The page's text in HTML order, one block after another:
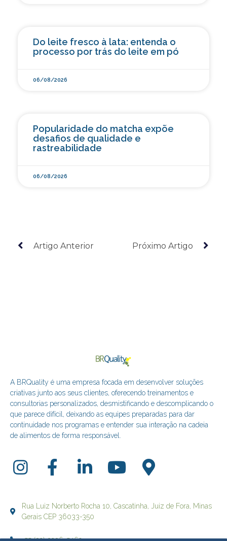
Do leite fresco à lata: entenda o
processo por trás do leite em pó
06/08/2026
Popularidade do matcha expõe
desafios de qualidade e
rastreabilidade
06/08/2026
Artigo Anterior Próximo Artigo
A BRQuality é uma empresa focada em desenvolver soluções
criativas junto aos seus clientes, oferecendo treinamentos e
consultorias personalizados, desmistificando e descomplicando o
que parece difícil, deixando as equipes preparadas para dar
continuidade nos programas e entender sua interação na cadeia
de alimentos de forma responsável.
Rua Luiz Norberto Rocha 10, Cascatinha, Juiz de Fora, Minas
Gerais CEP 36033-350